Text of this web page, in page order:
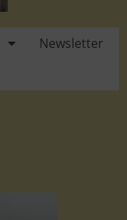
Newsletter